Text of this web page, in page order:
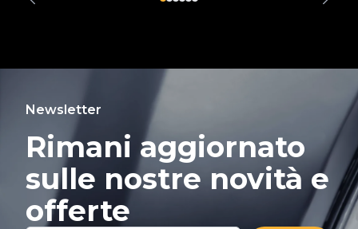
Newsletter
Rimani aggiornato
sulle nostre novità e
offerte